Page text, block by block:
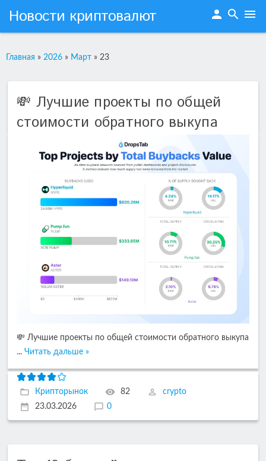
Новости криптовалют person search menu
Главная » 2026 » Март » 23
💸 Лучшие проекты по общей
стоимости обратного выкупа
💸 Лучшие проекты по общей стоимости обратного выкупа
... Читать дальше »
Крипторынок 82
crypto
23.03.2026
0